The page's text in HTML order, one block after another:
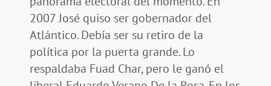
2007 José quiso ser gobernador del
Atlántico. Debía ser su retiro de la
política por la puerta grande. Lo
respaldaba Fuad Char, pero le ganó el